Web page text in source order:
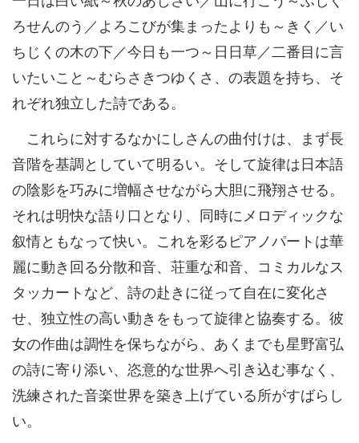
ろせんのう／よろこびが集まったよりも～きく／い
ちじくの木の下／今日も一つ～日日草／二番目に言
いたいこと～むらさきつゆくさ、の表題を持ち、そ
れぞれ独立した詩である。
これらに対するなかにしさんの曲付けは、まず長
音階を基調としていて明るい。そして旋律は日本語
の陰影を巧みに増幅させながら大胆に飛翔させる。
それは明快な語り口となり、同時にメロディックな
叙情ともなって快い。これを彩るピアノパートは華
麗に動き回る分散和音、荘重な和音、コミカルなス
タッカートなど、詩の赴きに従って自在に変化さ
せ、独立性の高い動きをもって旋律と協奏する。彼
女の作曲は調性を保ちながら、あくまでも星野富弘
の詩に寄り添い、恣意的な世界へ引き込む事なく、
洗練された音楽世界を築き上げている所がすばらし
い。